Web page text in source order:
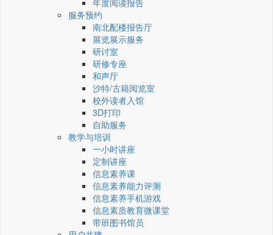
年度阅读报告
服务预约
南北配楼报告厅
展览展示服务
研讨室
研修专座
和声厅
沙特/古籍阅览室
校外读者入馆
3D打印
自助服务
教学与培训
一小时讲座
定制讲座
信息素养课
信息素养能力评测
信息素养手机游戏
信息素质教育微课堂
带班图书馆员